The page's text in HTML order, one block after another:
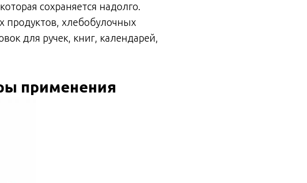
сохраняется надолго.
продуктов, хлебобулочных
для ручек, книг, календарей,
применения